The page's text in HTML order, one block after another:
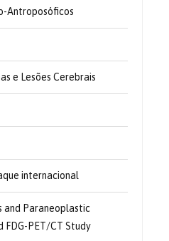
Antroposóficos
e Lesões Cerebrais
internacional
and Paraneoplastic
FDG-PET/CT Study